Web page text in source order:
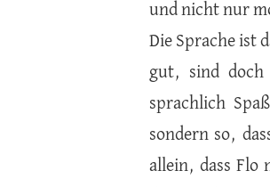
und nicht nur
Die Sprache ist
gut, sind doch
sprachlich
sondern so,
allein, dass Flo